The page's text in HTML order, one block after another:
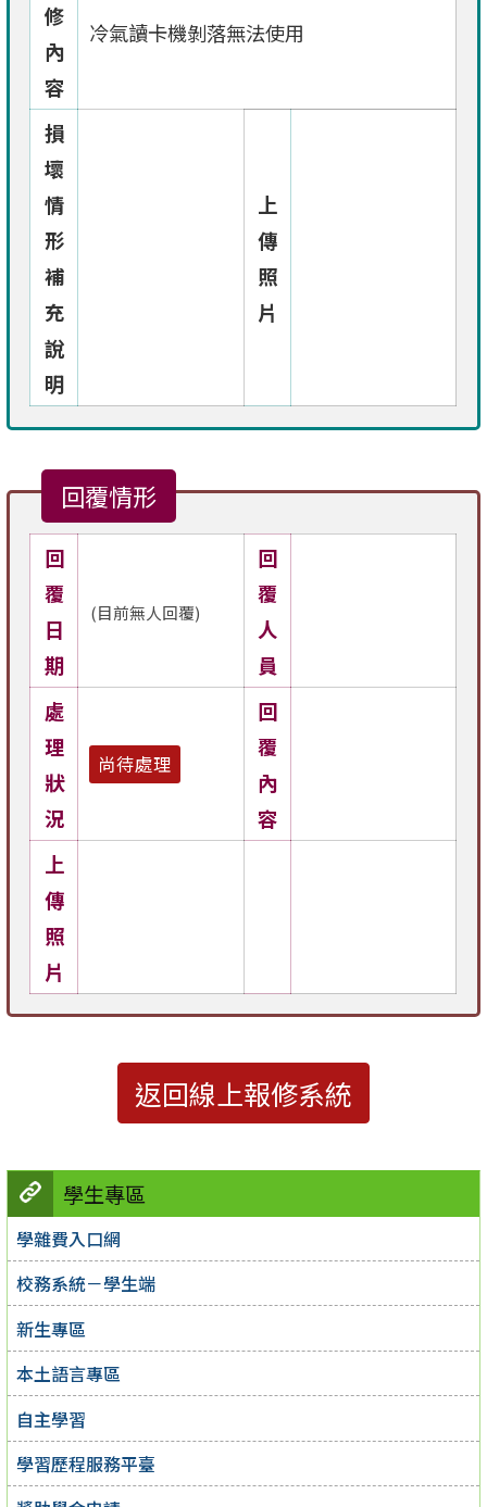
學生專區
學雜費入口網
校務系統－學生端
新生專區
本土語言專區
自主學習
學習歷程服務平臺
修
內
容
冷氣讀卡機剝落無法使用
損
壞
情
形
補
充
說
明
上
傳
照
片
回覆情形
回
覆
日
期
(目前無人回覆)
回
覆
人
員
處
理
狀
況
尚待處理
回
覆
內
容
上
傳
照
片
返回線上報修系統